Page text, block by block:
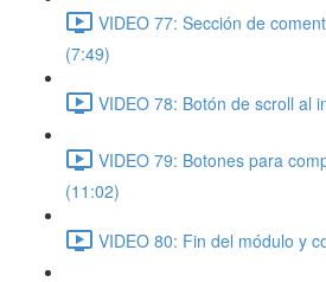
VIDEO 77: Sección de
(7:49)
VIDEO 78: Botón de scroll al
VIDEO 79: Botones para
(11:02)
VIDEO 80: Fin del módulo y